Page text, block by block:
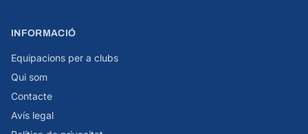
INFORMACIÓ
Equipacions per a clubs
Qui som
Contacte
Avís legal